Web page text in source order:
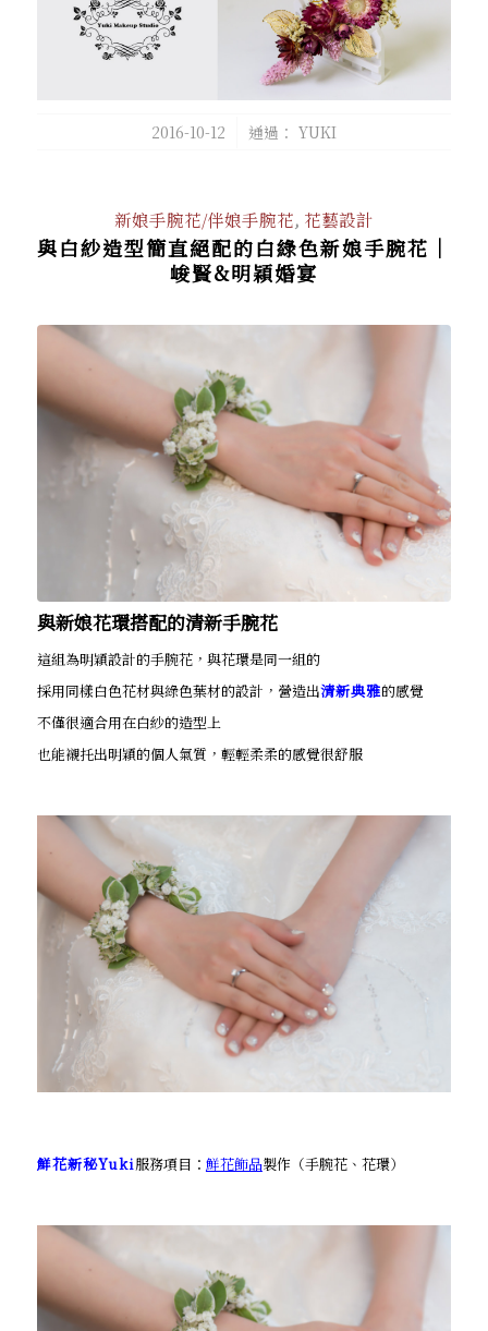
2016-10-12
/ 通過： YUKI
新娘手腕花/伴娘手腕花, 花藝設計
與白紗造型簡直絕配的白綠色新娘手腕花│
峻賢&明穎婚宴
與新娘花環搭配的清新手腕花
這組為明穎設計的手腕花，與花環是同一組的
採用同樣白色花材與綠色葉材的設計，營造出清新典雅的感覺
不僅很適合用在白紗的造型上
也能襯托出明穎的個人氣質，輕輕柔柔的感覺很舒服
鮮花新秘Yuki服務項目： 鮮花飾品製作（手腕花、花環）